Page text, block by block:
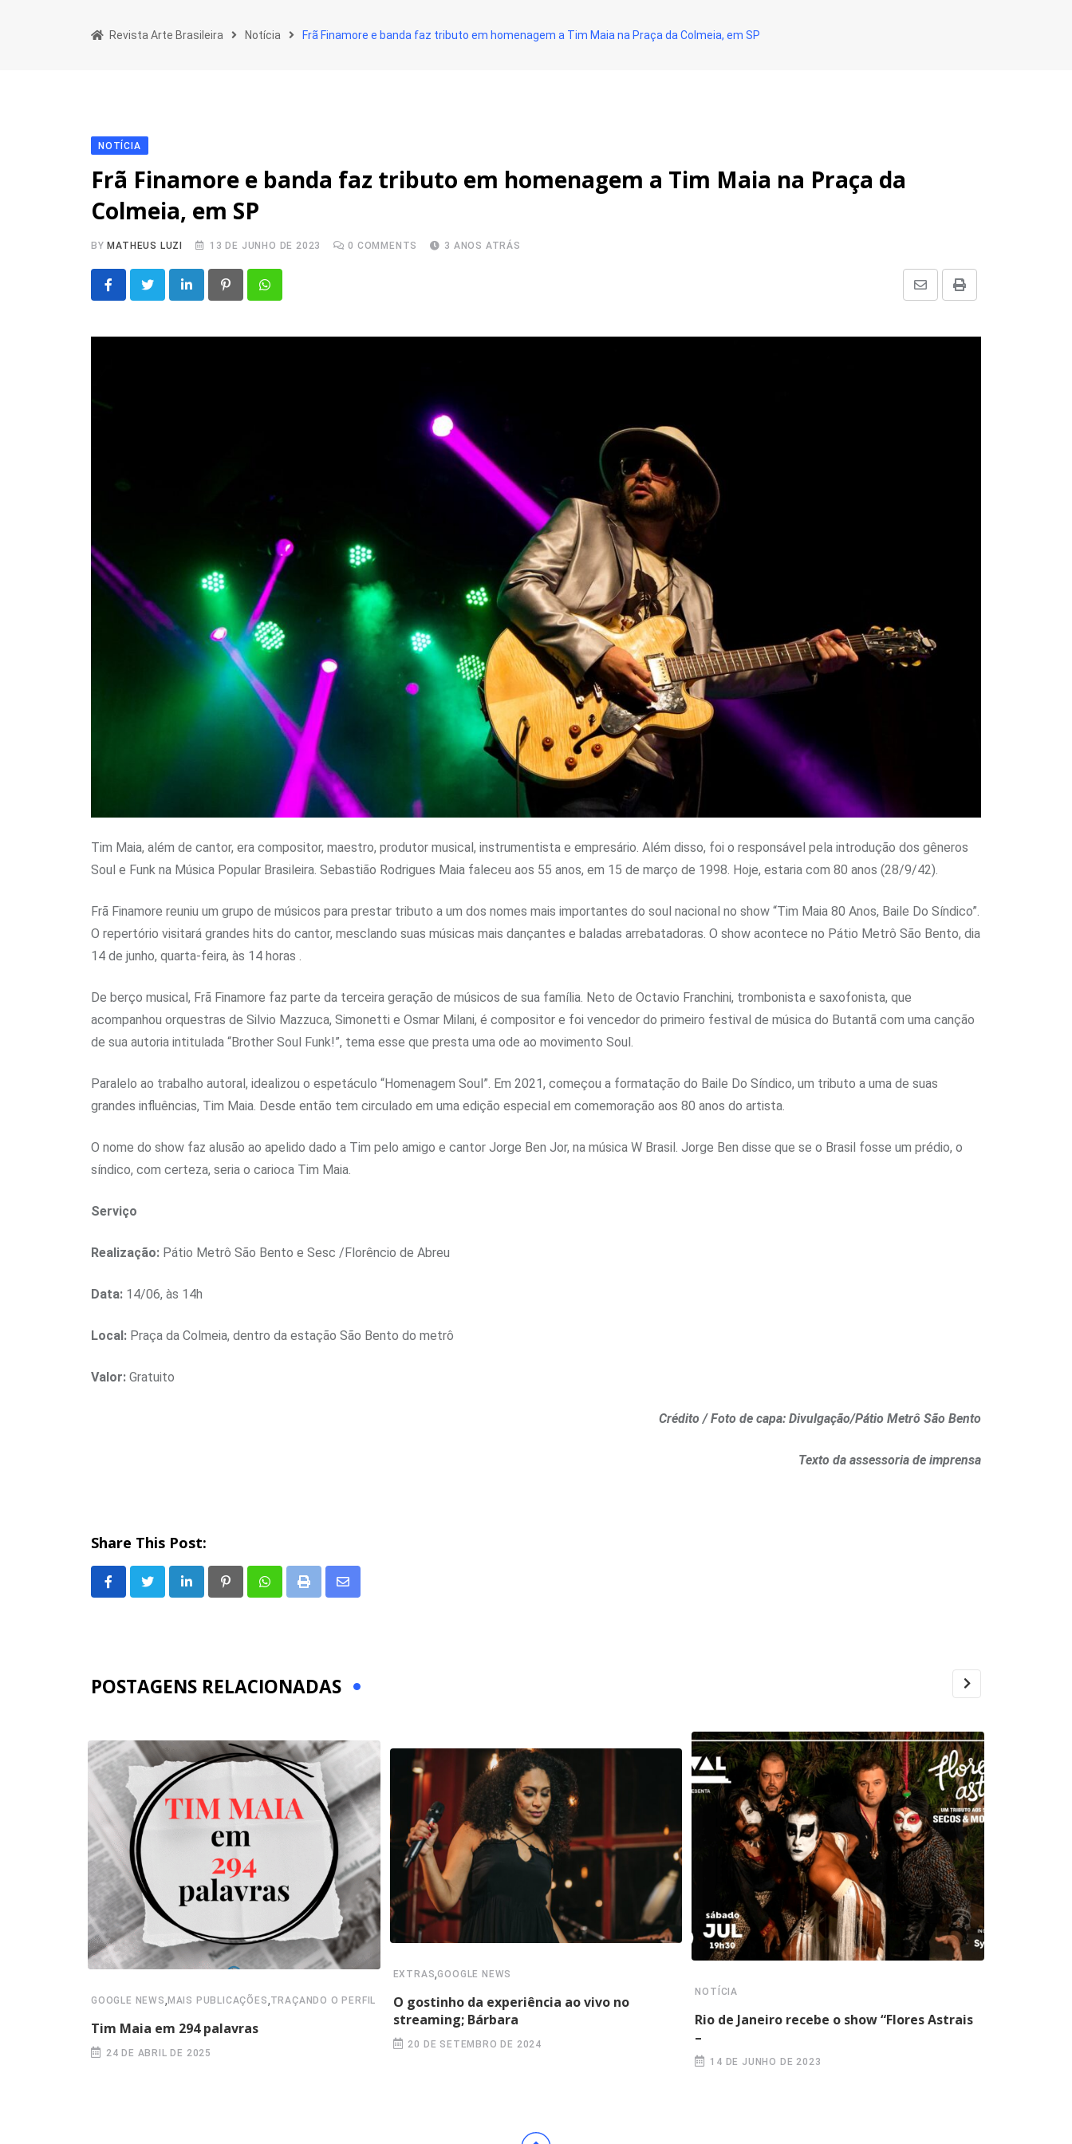
Revista Arte Brasileira Notícia Frã Finamore e banda faz tributo em homenagem a Tim Maia na Praça da Colmeia, em SP
NOTÍCIA
Frã Finamore e banda faz tributo em homenagem a Tim Maia na Praça da
Colmeia, em SP
BY MATHEUS LUZI 13 DE JUNHO DE 2023 0 COMMENTS 3 ANOS ATRÁS
LinkedIn PinterestWhatsapp Print
Share
Email
Tim Maia, além de cantor, era compositor, maestro, produtor musical, instrumentista e empresário. Além disso, foi o responsável pela introdução dos gêneros
Soul e Funk na Música Popular Brasileira. Sebastião Rodrigues Maia faleceu aos 55 anos, em 15 de março de 1998. Hoje, estaria com 80 anos (28/9/42).
Frã Finamore reuniu um grupo de músicos para prestar tributo a um dos nomes mais importantes do soul nacional no show “Tim Maia 80 Anos, Baile Do Síndico”.
O repertório visitará grandes hits do cantor, mesclando suas músicas mais dançantes e baladas arrebatadoras. O show acontece no Pátio Metrô São Bento, dia
14 de junho, quarta-feira, às 14 horas .
De berço musical, Frã Finamore faz parte da terceira geração de músicos de sua família. Neto de Octavio Franchini, trombonista e saxofonista, que
acompanhou orquestras de Silvio Mazzuca, Simonetti e Osmar Milani, é compositor e foi vencedor do primeiro festival de música do Butantã com uma canção
de sua autoria intitulada “Brother Soul Funk!”, tema esse que presta uma ode ao movimento Soul.
Paralelo ao trabalho autoral, idealizou o espetáculo “Homenagem Soul”. Em 2021, começou a formatação do Baile Do Síndico, um tributo a uma de suas
grandes influências, Tim Maia. Desde então tem circulado em uma edição especial em comemoração aos 80 anos do artista.
O nome do show faz alusão ao apelido dado a Tim pelo amigo e cantor Jorge Ben Jor, na música W Brasil. Jorge Ben disse que se o Brasil fosse um prédio, o
síndico, com certeza, seria o carioca Tim Maia.
Serviço
Realização: Pátio Metrô São Bento e Sesc /Florêncio de Abreu
Data: 14/06, às 14h
Local: Praça da Colmeia, dentro da estação São Bento do metrô
Valor: Gratuito
Crédito / Foto de capa: Divulgação/Pátio Metrô São Bento
Texto da assessoria de imprensa
Share This Post:
LinkedIn PinterestWhatsappPrint
Share
POSTAGENS RELACIONADAS
GOOGLE NEWS,MAIS PUBLICAÇÕES,TRAÇANDO O PERFIL
Tim Maia em 294 palavras
24 DE ABRIL DE 2025
EXTRAS,GOOGLE NEWS
O gostinho da experiência ao vivo no
streaming; Bárbara
20 DE SETEMBRO DE 2024
NOTÍCIA
Rio de Janeiro recebe o show “Flores Astrais
–
14 DE JUNHO DE 2023